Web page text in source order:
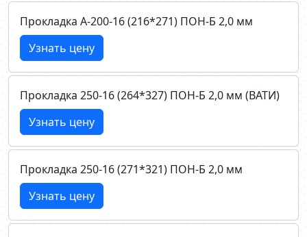
Прокладка А-200-16 (216*271) ПОН-Б 2,0 мм
Узнать цену
Прокладка 250-16 (264*327) ПОН-Б 2,0 мм (ВАТИ)
Узнать цену
Прокладка 250-16 (271*321) ПОН-Б 2,0 мм
Узнать цену